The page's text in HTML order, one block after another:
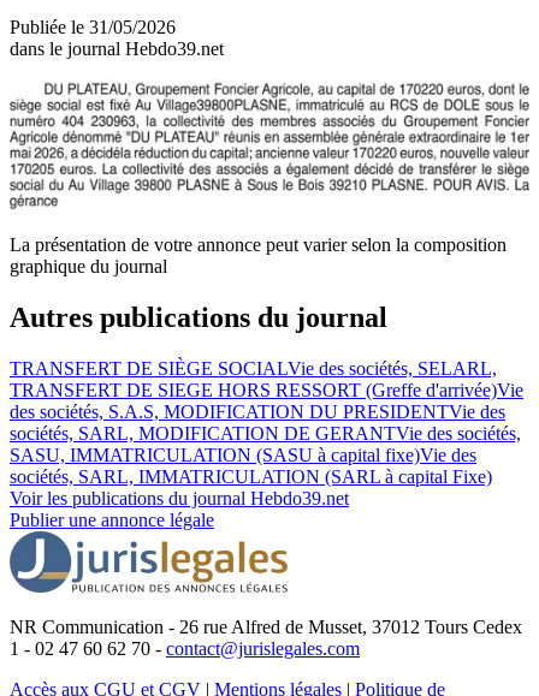
Publiée le 31/05/2026
dans le journal Hebdo39.net
La présentation de votre annonce peut varier selon la composition
graphique du journal
Autres publications du journal
TRANSFERT DE SIÈGE SOCIALVie des sociétés, SELARL,
TRANSFERT DE SIEGE HORS RESSORT (Greffe d'arrivée)Vie
des sociétés, S.A.S, MODIFICATION DU PRESIDENTVie des
sociétés, SARL, MODIFICATION DE GERANTVie des sociétés,
SASU, IMMATRICULATION (SASU à capital fixe)Vie des
sociétés, SARL, IMMATRICULATION (SARL à capital Fixe)
Voir les publications du journal Hebdo39.net
Publier une annonce légale
NR Communication - 26 rue Alfred de Musset, 37012 Tours Cedex
1 - 02 47 60 62 70 - contact@jurislegales.com
Accès aux CGU et CGV | Mentions légales | Politique de